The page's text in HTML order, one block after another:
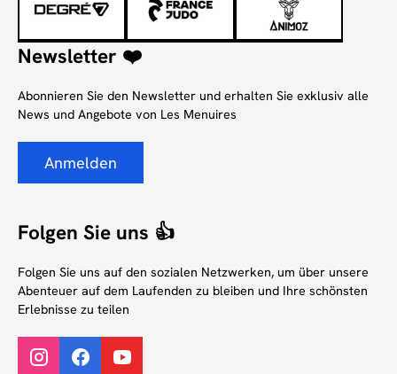
Newsletter ❤️
Abonnieren Sie den Newsletter und erhalten Sie exklusiv alle
News und Angebote von Les Menuires
Anmelden
Folgen Sie uns 👍
Folgen Sie uns auf den sozialen Netzwerken, um über unsere
Abenteuer auf dem Laufenden zu bleiben und Ihre schönsten
Erlebnisse zu teilen